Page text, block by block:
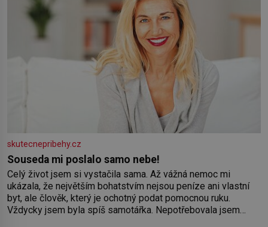
skutecnepribehy.cz
Souseda mi poslalo samo nebe!
Celý život jsem si vystačila sama. Až vážná nemoc mi
ukázala, že největším bohatstvím nejsou peníze ani vlastní
byt, ale člověk, který je ochotný podat pomocnou ruku.
Vždycky jsem byla spíš samotářka. Nepotřebovala jsem